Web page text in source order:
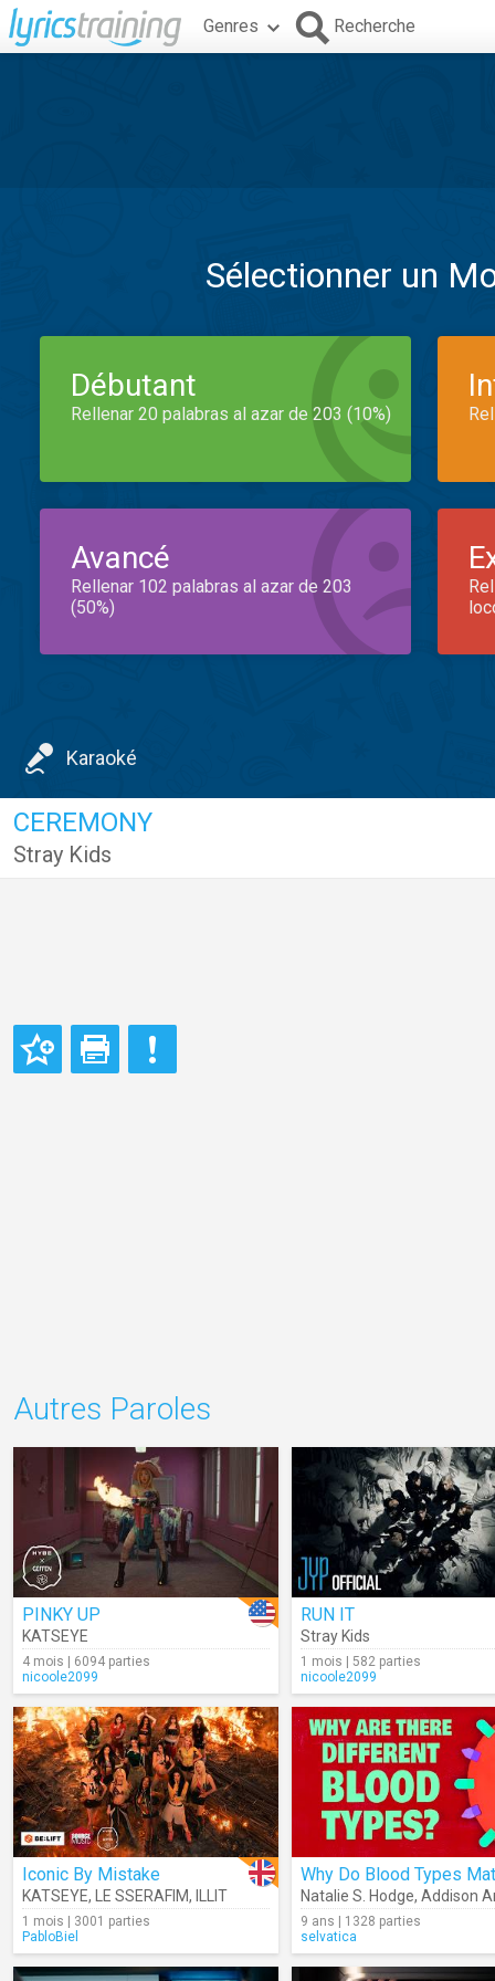
Genres Recherche
Sélectionner un
Débutant
Rellenar 20 palabras al azar de 203 (10%)
Avancé
Rellenar 102 palabras al azar de 203
(50%)
Karaoké
CEREMONY
Stray Kids
Autres Paroles
PINKY UP
KATSEYE
4 mois | 6094 parties
nicoole2099
RUN IT
Stray Kids
1 mois | 582 parties
nicoole2099
Iconic By Mistake
KATSEYE, LE SSERAFIM, ILLIT
1 mois | 3001 parties
PabloBiel
Why Do Blood Types
Natalie S. Hodge, Addison
9 ans | 1328 parties
selvatica